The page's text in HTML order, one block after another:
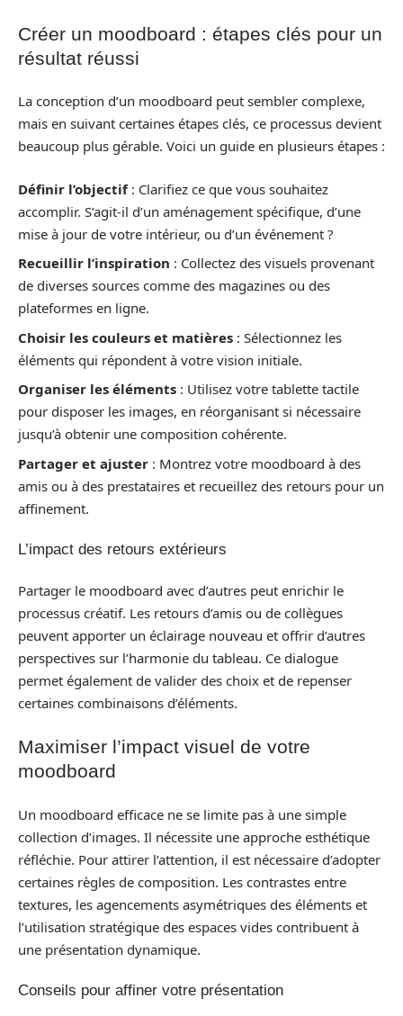
Créer un moodboard : étapes clés pour un
résultat réussi
La conception d’un moodboard peut sembler complexe,
mais en suivant certaines étapes clés, ce processus devient
beaucoup plus gérable. Voici un guide en plusieurs étapes :
Définir l’objectif: Clarifiez ce que vous souhaitez
accomplir. S’agit-il d’un aménagement spécifique, d’une
mise à jour de votre intérieur, ou d’un événement ?
Recueillir l’inspiration : Collectez des visuels provenant
de diverses sources comme des magazines ou des
plateformes en ligne.
Choisir les couleurs et matières : Sélectionnez les
éléments qui répondent à votre vision initiale.
Organiser les éléments : Utilisez votre tablette tactile
pour disposer les images, en réorganisant si nécessaire
jusqu’à obtenir une composition cohérente.
Partager et ajuster : Montrez votre moodboard à des
amis ou à des prestataires et recueillez des retours pour un
affinement.
L’impact des retours extérieurs
Partager le moodboard avec d’autres peut enrichir le
processus créatif. Les retours d’amis ou de collègues
peuvent apporter un éclairage nouveau et offrir d’autres
perspectives sur l’harmonie du tableau. Ce dialogue
permet également de valider des choix et de repenser
certaines combinaisons d’éléments.
Maximiser l’impact visuel de votre
moodboard
Un moodboard efficace ne se limite pas à une simple
collection d’images. Il nécessite une approche esthétique
réfléchie. Pour attirer l’attention, il est nécessaire d’adopter
certaines règles de composition. Les contrastes entre
textures, les agencements asymétriques des éléments et
l’utilisation stratégique des espaces vides contribuent à
une présentation dynamique.
Conseils pour affiner votre présentation